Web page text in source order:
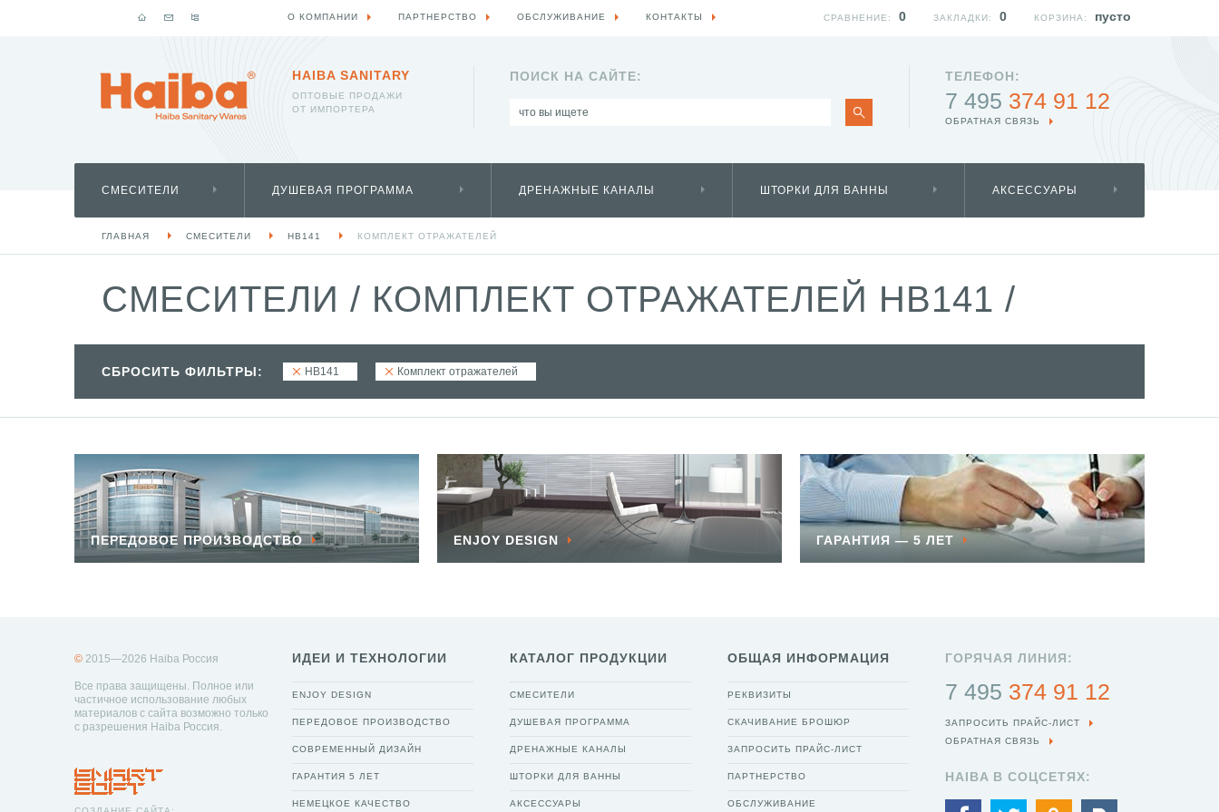
HAIBA SANITARY
ОПТОВЫЕ ПРОДАЖИ
ОТ ИМПОРТЕРА
ПОИСК НА САЙТЕ: ТЕЛЕФОН:
7 495 374 91 12
ОБРАТНАЯ СВЯЗЬ
СМЕСИТЕЛИ ДУШЕВАЯ ПРОГРАММА ДРЕНАЖНЫЕ КАНАЛЫ ШТОРКИ ДЛЯ ВАННЫ АКСЕССУАРЫ
ГЛАВНАЯ СМЕСИТЕЛИ HB141 КОМПЛЕКТ ОТРАЖАТЕЛЕЙ
СМЕСИТЕЛИ / КОМПЛЕКТ ОТРАЖАТЕЛЕЙ HB141 /
СБРОСИТЬ ФИЛЬТРЫ: HB141 Комплект отражателей
ПЕРЕДОВОЕ ПРОИЗВОДСТВО ENJOY DESIGN ГАРАНТИЯ — 5 ЛЕТ
© 2015—2026 Haiba Россия
Все права защищены. Полное или
частичное использование любых
материалов с сайта возможно только
с разрешения Haiba Россия.
ИДЕИ И ТЕХНОЛОГИИ
ENJOY DESIGN
ПЕРЕДОВОЕ ПРОИЗВОДСТВО
СОВРЕМЕННЫЙ ДИЗАЙН
ГАРАНТИЯ 5 ЛЕТ
НЕМЕЦКОЕ КАЧЕСТВО
КАТАЛОГ ПРОДУКЦИИ
СМЕСИТЕЛИ
ДУШЕВАЯ ПРОГРАММА
ДРЕНАЖНЫЕ КАНАЛЫ
ШТОРКИ ДЛЯ ВАННЫ
АКСЕССУАРЫ
ОБЩАЯ ИНФОРМАЦИЯ
РЕКВИЗИТЫ
СКАЧИВАНИЕ БРОШЮР
ЗАПРОСИТЬ ПРАЙС-ЛИСТ
ПАРТНЕРСТВО
ОБСЛУЖИВАНИЕ
ГОРЯЧАЯ ЛИНИЯ:
7 495 374 91 12
ЗАПРОСИТЬ ПРАЙС-ЛИСТ
ОБРАТНАЯ СВЯЗЬ
HAIBA В СОЦСЕТЯХ:
О КОМПАНИИ ПАРТНЕРСТВО ОБСЛУЖИВАНИЕ КОНТАКТЫ КОРЗИНА: пусто
ЗАКЛАДКИ: 0
СРАВНЕНИЕ: 0